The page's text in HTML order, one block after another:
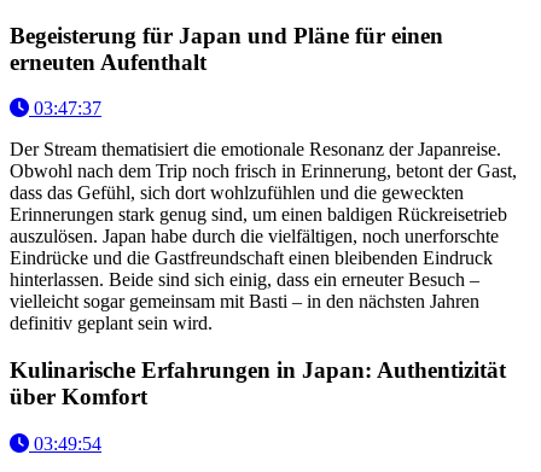
Begeisterung für Japan und Pläne für einen
erneuten Aufenthalt
03:47:37
Der Stream thematisiert die emotionale Resonanz der Japanreise.
Obwohl nach dem Trip noch frisch in Erinnerung, betont der Gast,
dass das Gefühl, sich dort wohlzufühlen und die geweckten
Erinnerungen stark genug sind, um einen baldigen Rückreisetrieb
auszulösen. Japan habe durch die vielfältigen, noch unerforschte
Eindrücke und die Gastfreundschaft einen bleibenden Eindruck
hinterlassen. Beide sind sich einig, dass ein erneuter Besuch –
vielleicht sogar gemeinsam mit Basti – in den nächsten Jahren
definitiv geplant sein wird.
Kulinarische Erfahrungen in Japan: Authentizität
über Komfort
03:49:54